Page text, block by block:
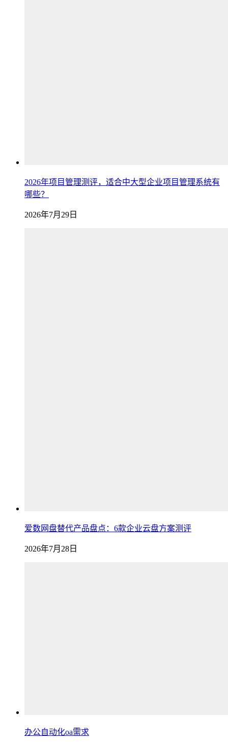
2026年项目管理测评，适合中大型企业项目管理系统有
哪些？
2026年7月29日
爱数网盘替代产品盘点：6款企业云盘方案测评
2026年7月28日
办公自动化oa需求